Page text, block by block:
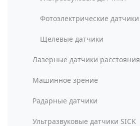
Фотоэлектрические датчики
Щелевые датчики
Лазерные датчики расстояния
Машинное зрение
Радарные датчики
Ультразвуковые датчики SICK